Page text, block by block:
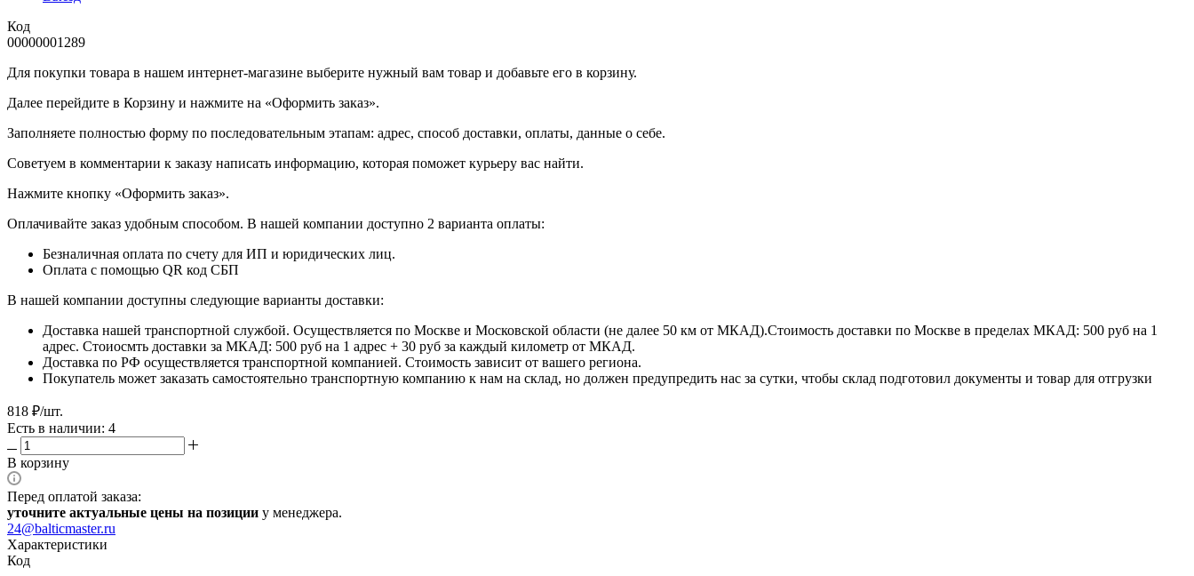
Код
00000001289
Для покупки товара в нашем интернет-магазине выберите нужный вам товар и добавьте его в корзину.
Далее перейдите в Корзину и нажмите на «Оформить заказ».
​​​​​​​Заполняете полностью форму по последовательным этапам: адрес, способ доставки, оплаты, данные о себе.
​​​​​​​Советуем в комментарии к заказу написать информацию, которая поможет курьеру вас найти.
​​​​​​​Нажмите кнопку «Оформить заказ».
Оплачивайте заказ удобным способом. В нашей компании доступно 2 варианта оплаты:
Безналичная оплата по счету для ИП и юридических лиц.
Оплата с помощью QR код СБП
В нашей компании доступны следующие варианты доставки:
Доставка нашей транспортной службой. Осуществляется по Москве и Московской области (не далее 50 км от МКАД).Стоимость доставки по Москве в пределах МКАД: 500 руб на 1
адрес. Стоиосмть доставки за МКАД: 500 руб на 1 адрес + 30 руб за каждый километр от МКАД.
Доставка по РФ осуществляется транспортной компанией. Стоимость зависит от вашего региона.
Покупатель может заказать самостоятельно транспортную компанию к нам на склад, но должен предупредить нас за сутки, чтобы склад подготовил документы и товар для отгрузки
818 ₽/шт.
Есть в наличии: 4
В корзину
Перед оплатой заказа:
уточните актуальные цены на позиции у менеджера.
24@balticmaster.ru
Характеристики
Код